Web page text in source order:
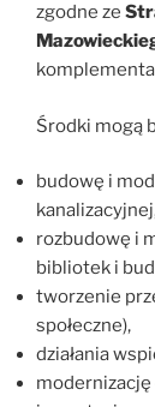
zgodne ze
Środki mogą
budowę i
rozbudowę i
bibliotek i
tworzenie
społeczne),
działania